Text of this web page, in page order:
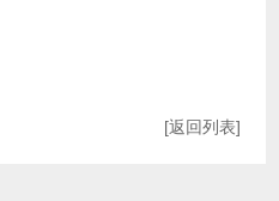
[返回列表]